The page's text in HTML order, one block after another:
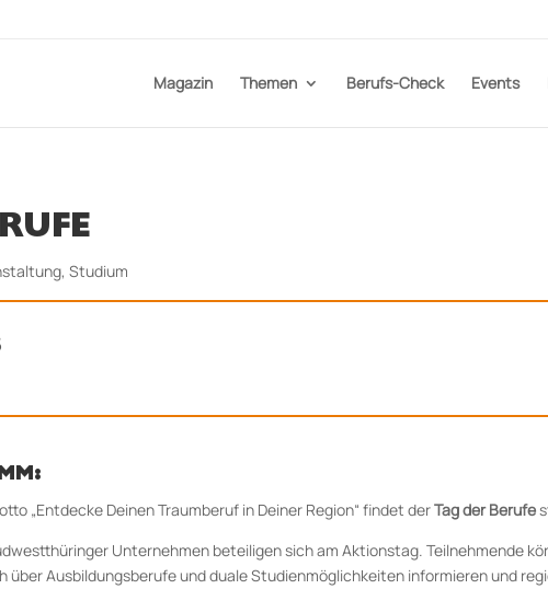
Magazin Themen Berufs-Check Events
,Studium
„Entdecke Deinen Traumberuf in Deiner Region“ findet derTag der Berufe
Unternehmen beteiligen sich am Aktionstag. Teilnehmende
über Ausbildungsberufe und duale Studienmöglichkeiten informieren und